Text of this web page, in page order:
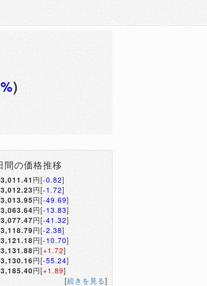
)
間の価格推移
3,011.41 円[-0.82]
3,012.23円[-1.72]
3,013.95円[-49.69]
3,063.64円[-13.83]
3,077.47円[-41.32]
3,118.79円[-2.38]
3,121.18円[-10.70]
3,131.88円[+1.72]
3,130.16円[-55.24]
3,185.40円[+1.89]
[続きを見る]